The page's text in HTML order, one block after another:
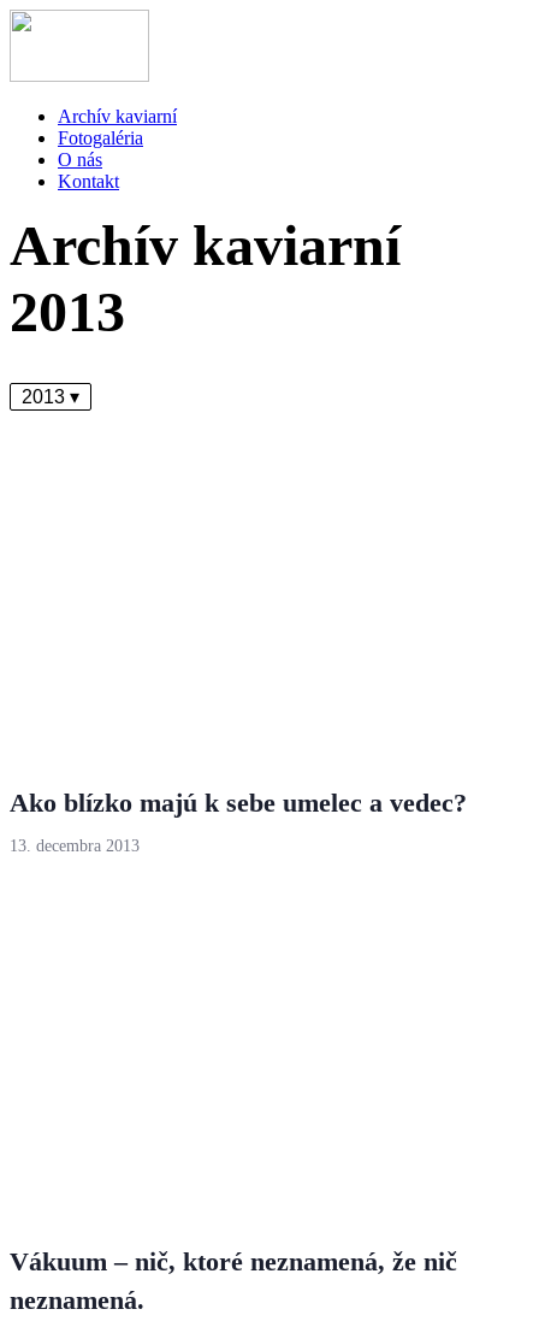
Archív kaviarní
Fotogaléria
O nás
Kontakt
Archív kaviarní
2013
2013 ▾
Ako blízko majú k sebe umelec a vedec?
13. decembra 2013
Vákuum – nič, ktoré neznamená, že nič
neznamená.